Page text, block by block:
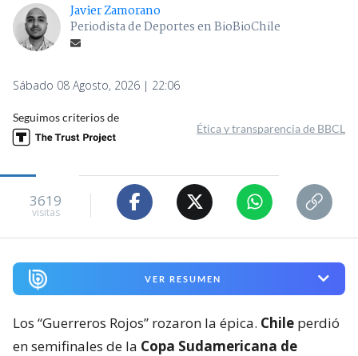
Javier Zamorano
Periodista de Deportes en BioBioChile
Sábado 08 Agosto, 2026 | 22:06
Seguimos criterios de
Ética y transparencia de BBCL
3619
visitas
VER RESUMEN
Los “Guerreros Rojos” rozaron la épica. Chile perdió
en semifinales de la Copa Sudamericana de